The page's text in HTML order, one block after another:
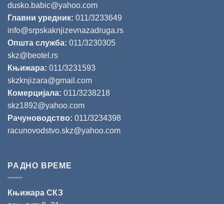
dusko.babic@yahoo.com
Главни уредник: 011/3233649
info@srpskaknjizevnazadruga.rs
Општа служба: 011/3230305
skz@beotel.rs
Књижара: 011/3231593
skzknjizara@gmail.com
Комерцијала: 011/3238218
skz1892@yahoo.com
Рачуноводство: 011/3234398
racunovodstvo.skz@yahoo.com
РАДНО ВРЕМЕ
Књижара СКЗ